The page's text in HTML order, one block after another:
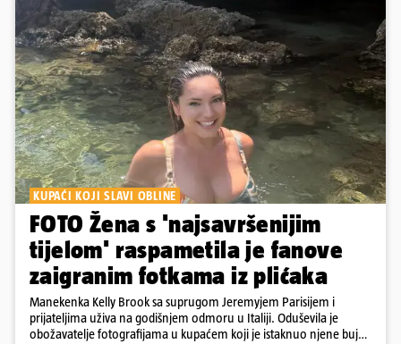
KUPAĆI KOJI SLAVI OBLINE
FOTO Žena s 'najsavršenijim
tijelom' raspametila je fanove
zaigranim fotkama iz plićaka
Manekenka Kelly Brook sa suprugom Jeremyjem Parisijem i
prijateljima uživa na godišnjem odmoru u Italiji. Oduševila je
obožavatelje fotografijama u kupaćem koji je istaknuo njene bujne